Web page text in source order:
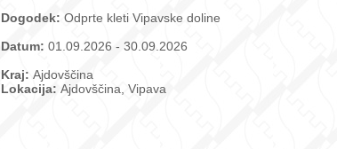
Dogodek: Odprte kleti Vipavske doline
Datum: 01.09.2026 - 30.09.2026
Kraj: Ajdovščina
Lokacija: Ajdovščina, Vipava